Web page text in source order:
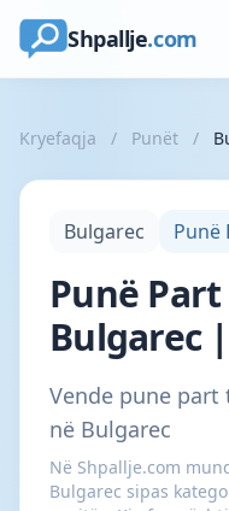
Shpallje.com
Kryefaqja / Punët /
Bulgarec Punë
Punë
Bulgarec
Vende pune
në Bulgarec
Në Shpallje.com
Bulgarec sipas